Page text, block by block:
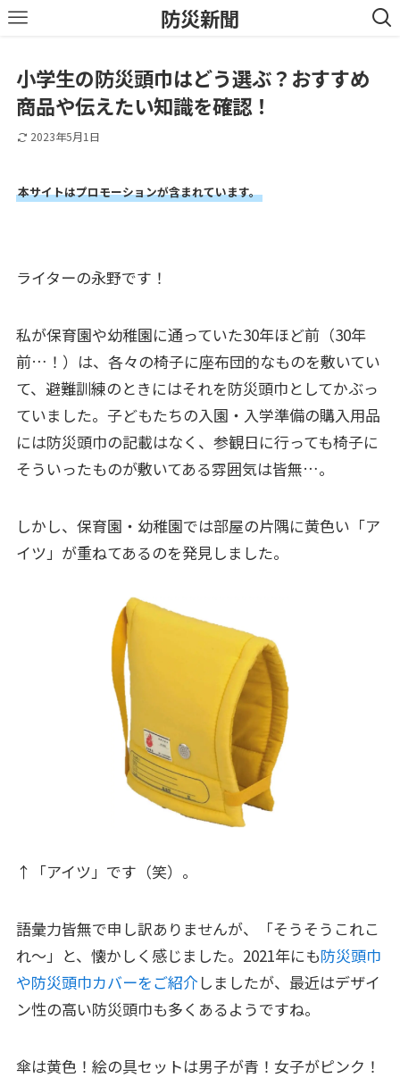
防災新聞
小学生の防災頭巾はどう選ぶ？おすすめ
商品や伝えたい知識を確認！
2023年5月1日
本サイトはプロモーションが含まれています。
ライターの永野です！
私が保育園や幼稚園に通っていた30年ほど前（30年
前…！）は、各々の椅子に座布団的なものを敷いてい
て、避難訓練のときにはそれを防災頭巾としてかぶっ
ていました。子どもたちの入園・入学準備の購入用品
には防災頭巾の記載はなく、参観日に行っても椅子に
そういったものが敷いてある雰囲気は皆無…。
しかし、保育園・幼稚園では部屋の片隅に黄色い「ア
イツ」が重ねてあるのを発見しました。
↑「アイツ」です（笑）。
語彙力皆無で申し訳ありませんが、「そうそうこれこ
れ～」と、懐かしく感じました。2021年にも防災頭巾
や防災頭巾カバーをご紹介 しましたが、最近はデザイ
ン性の高い防災頭巾も多くあるようですね。
傘は黄色！絵の具セットは男子が青！女子がピンク！